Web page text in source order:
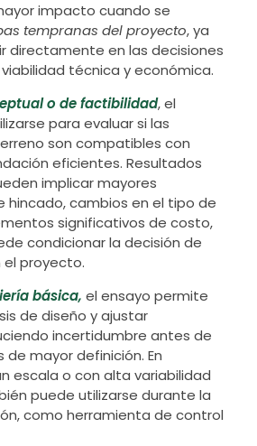
impacto cuando se
tempranas del proyecto, ya
directamente en las decisiones
técnica y económica.
o de factibilidad, el
para evaluar si las
son compatibles con
eficientes. Resultados
implicar mayores
hincado, cambios en el tipo de
significativos de costo,
condicionar la decisión de
el proyecto.
básica, el ensayo permite
de diseño y ajustar
incertidumbre antes de
mayor definición. En
escala o con alta variabilidad
puede utilizarse durante la
como herramienta de control